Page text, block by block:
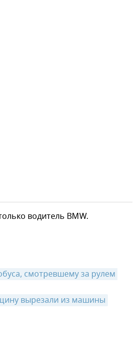
водитель BMW.
смотревшему за рулем
вырезали из машины